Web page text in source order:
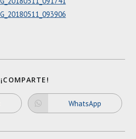
¡COMPARTE!
CONTENT
Opens
in
window
WhatsApp